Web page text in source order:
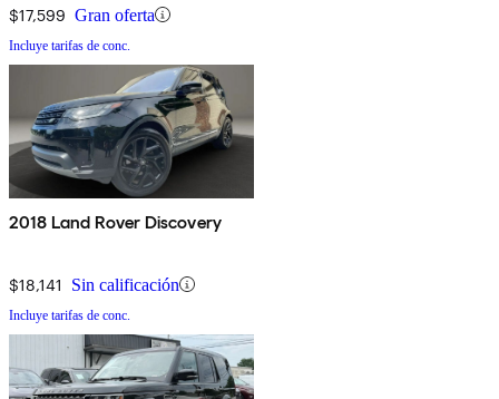
$17,599 Gran oferta
Incluye tarifas de conc.
2018 Land Rover Discovery
$18,141 Sin calificación
Incluye tarifas de conc.